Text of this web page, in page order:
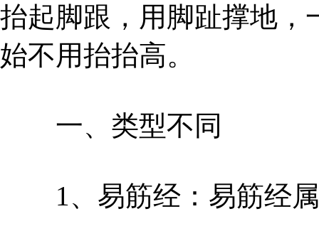
抬起脚跟，用脚趾撑地，
始不用抬抬高。
一、类型不同
1、易筋经：易筋经属